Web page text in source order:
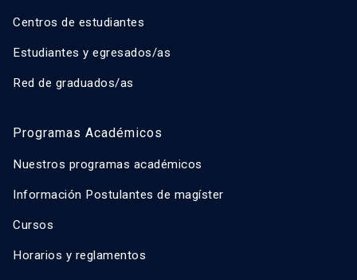
Centros de estudiantes
Estudiantes y egresados/as
Red de graduados/as
Programas Académicos
Nuestros programas académicos
Información Postulantes de magíster
Cursos
Horarios y reglamentos